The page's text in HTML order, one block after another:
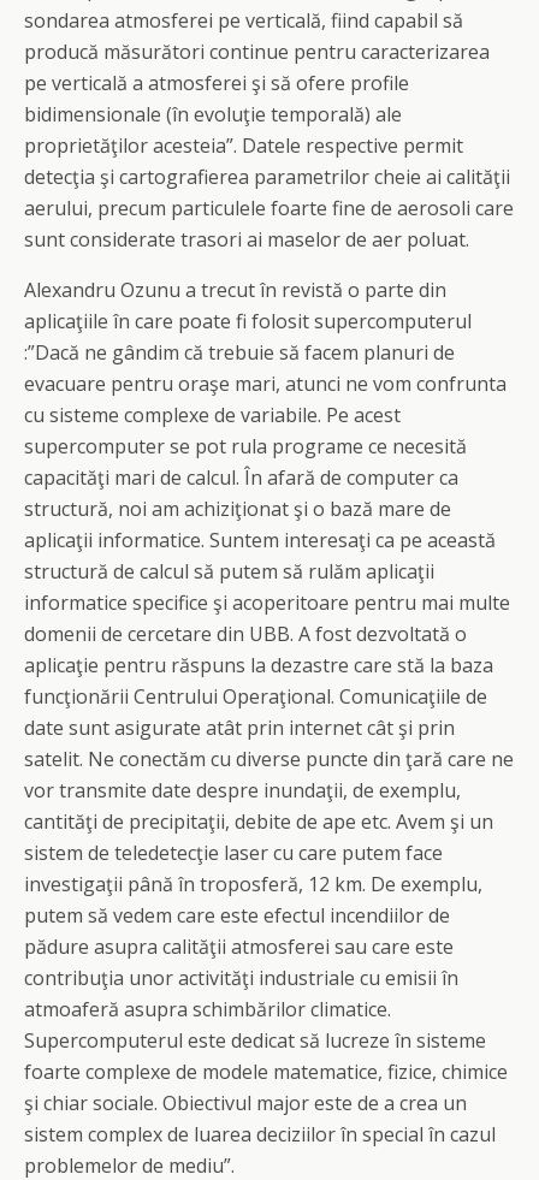
sondarea atmosferei pe verticală, fiind capabil să
producă măsurători continue pentru caracterizarea
pe verticală a atmosferei şi să ofere profile
bidimensionale (în evoluţie temporală) ale
proprietăţilor acesteia”. Datele respective permit
detecţia şi cartografierea parametrilor cheie ai calităţii
aerului, precum particulele foarte fine de aerosoli care
sunt considerate trasori ai maselor de aer poluat.
Alexandru Ozunu a trecut în revistă o parte din
aplicaţiile în care poate fi folosit supercomputerul
:”Dacă ne gândim că trebuie să facem planuri de
evacuare pentru oraşe mari, atunci ne vom confrunta
cu sisteme complexe de variabile. Pe acest
supercomputer se pot rula programe ce necesită
capacităţi mari de calcul. În afară de computer ca
structură, noi am achiziţionat şi o bază mare de
aplicaţii informatice. Suntem interesaţi ca pe această
structură de calcul să putem să rulăm aplicaţii
informatice specifice şi acoperitoare pentru mai multe
domenii de cercetare din UBB. A fost dezvoltată o
aplicaţie pentru răspuns la dezastre care stă la baza
funcţionării Centrului Operaţional. Comunicaţiile de
date sunt asigurate atât prin internet cât şi prin
satelit. Ne conectăm cu diverse puncte din ţară care ne
vor transmite date despre inundaţii, de exemplu,
cantităţi de precipitaţii, debite de ape etc. Avem şi un
sistem de teledetecţie laser cu care putem face
investigaţii până în troposferă, 12 km. De exemplu,
putem să vedem care este efectul incendiilor de
pădure asupra calităţii atmosferei sau care este
contribuţia unor activităţi industriale cu emisii în
atmoaferă asupra schimbărilor climatice.
Supercomputerul este dedicat să lucreze în sisteme
foarte complexe de modele matematice, fizice, chimice
şi chiar sociale. Obiectivul major este de a crea un
sistem complex de luarea deciziilor în special în cazul
problemelor de mediu”.